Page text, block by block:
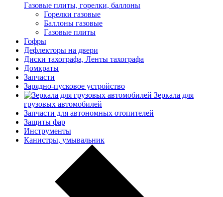
Газовые плиты, горелки, баллоны
Горелки газовые
Баллоны газовые
Газовые плиты
Гофры
Дефлекторы на двери
Диски тахографа, Ленты тахографа
Домкраты
Запчасти
Зарядно-пусковое устройство
Зеркала для
грузовых автомобилей
Запчасти для автономных отопителей
Защиты фар
Инструменты
Канистры, умывальник